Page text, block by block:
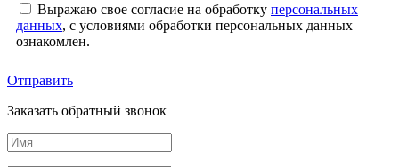
Выражаю свое согласие на обработку персональных
данных, с условиями обработки персональных данных
ознакомлен.
Отправить
Заказать обратный звонок